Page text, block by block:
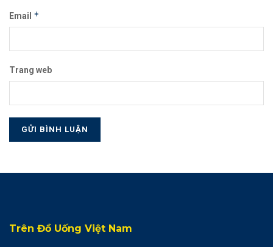
Email *
Trang web
Trên Đồ Uống Việt Nam